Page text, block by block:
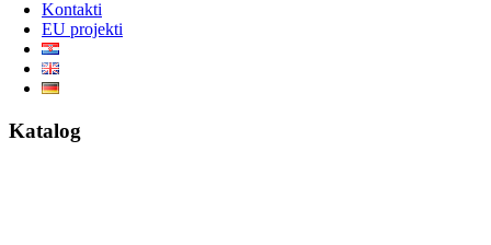
Kontakti
EU projekti
Katalog